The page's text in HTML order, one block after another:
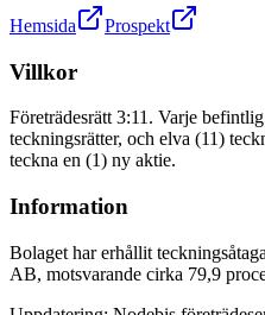
Hemsida Prospekt
Villkor
Företrädesrätt 3:11. Varje
teckningsrätter, och elva (11)
teckna en (1) ny aktie.
Information
Bolaget har erhållit
AB, motsvarande cirka 79,9